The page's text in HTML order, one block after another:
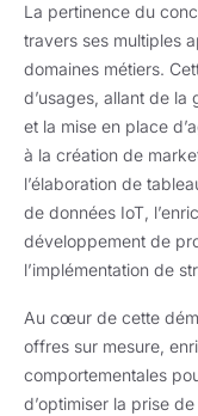
La pertinence du
travers ses multiples
domaines métiers.
d’usages, allant de
et la mise en place
à la création de
l’élaboration de
de données IoT,
développement de
l’implémentation de
Au cœur de cette
offres sur mesure,
comportementales
d’optimiser la prise